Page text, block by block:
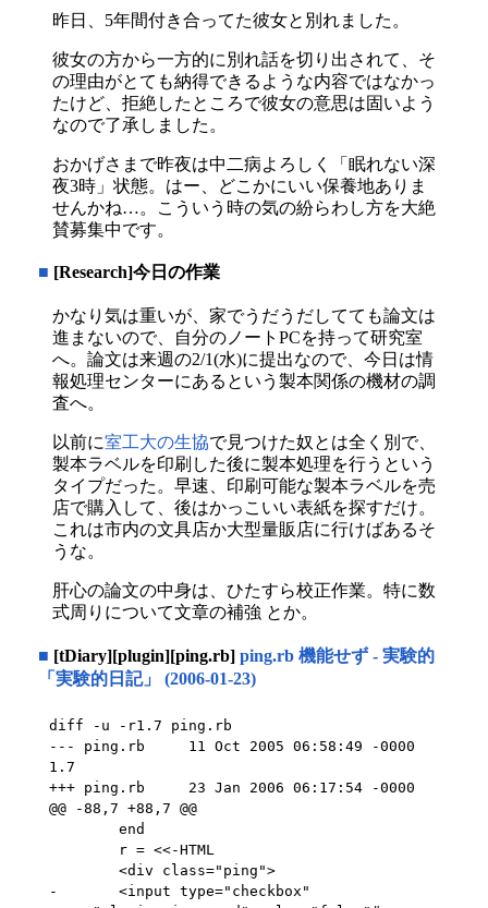
昨日、5年間付き合ってた彼女と別れました。
彼女の方から一方的に別れ話を切り出されて、そ
の理由がとても納得できるような内容ではなかっ
たけど、拒絶したところで彼女の意思は固いよう
なので了承しました。
おかげさまで昨夜は中二病よろしく「眠れない深
夜3時」状態。はー、どこかにいい保養地ありま
せんかね…。こういう時の気の紛らわし方を大絶
賛募集中です。
■ [Research]今日の作業
かなり気は重いが、家でうだうだしてても論文は
進まないので、自分のノートPCを持って研究室
へ。論文は来週の2/1(水)に提出なので、今日は情
報処理センターにあるという製本関係の機材の調
査へ。
以前に室工大の生協で見つけた奴とは全く別で、
製本ラベルを印刷した後に製本処理を行うという
タイプだった。早速、印刷可能な製本ラベルを売
店で購入して、後はかっこいい表紙を探すだけ。
これは市内の文具店か大型量販店に行けばあるそ
うな。
肝心の論文の中身は、ひたすら校正作業。特に数
式周りについて文章の補強 とか。
■ [tDiary][plugin][ping.rb] ping.rb 機能せず - 実験的
「実験的日記」 (2006-01-23)
diff -u -r1.7 ping.rb
--- ping.rb	11 Oct 2005 06:58:49 -0000
1.7
+++ ping.rb	23 Jan 2006 06:17:54 -0000
@@ -88,7 +88,7 @@
-	<input type="checkbox"